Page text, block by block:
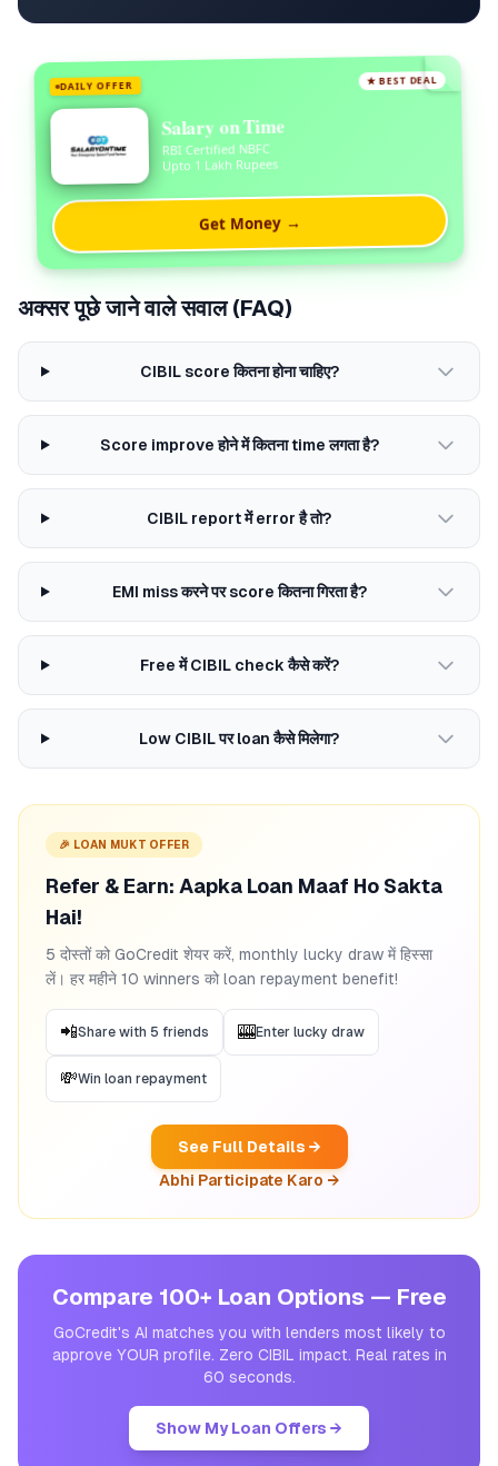
DAILY OFFER ★ BEST DEAL
Salary on Time
RBI Certified NBFC
Upto 1 Lakh Rupees
Get Money →
अक्सर पूछे जाने वाले सवाल (FAQ)
CIBIL score कितना होना चाहिए?
Score improve होने में कितना time लगता है?
CIBIL report में error है तो?
EMI miss करने पर score कितना गिरता है?
Free में CIBIL check कैसे करें?
Low CIBIL पर loan कैसे मिलेगा?
🎉 LOAN MUKT OFFER
Refer & Earn: Aapka Loan Maaf Ho Sakta
Hai!
5 दोस्तों को GoCredit शेयर करें, monthly lucky draw में हिस्सा
लें। हर महीने 10 winners को loan repayment benefit!
📲Share with 5 friends 🎰Enter lucky draw
💸Win loan repayment
See Full Details →
Abhi Participate Karo →
Compare 100+ Loan Options — Free
GoCredit's AI matches you with lenders most likely to
approve YOUR profile. Zero CIBIL impact. Real rates in
60 seconds.
Show My Loan Offers →